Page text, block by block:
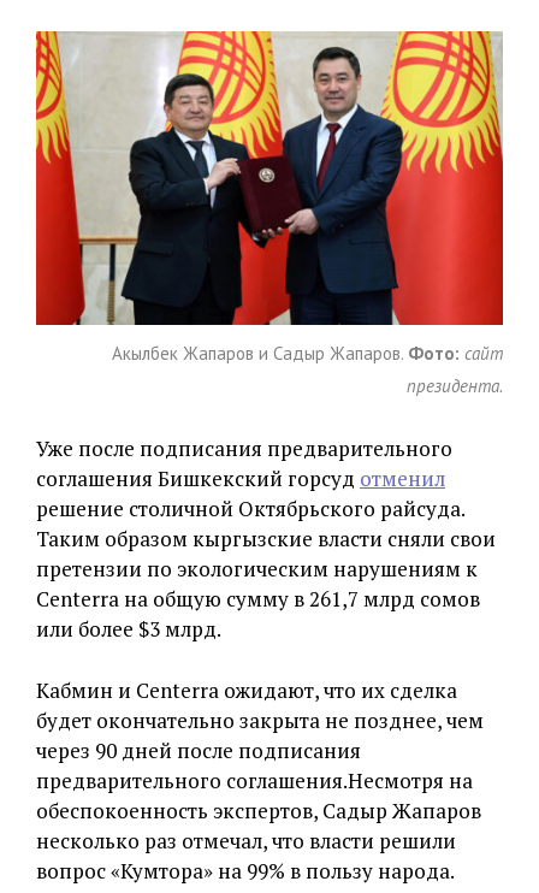
Акылбек Жапаров и Садыр Жапаров. Фото: сайт
президента.
Уже после подписания предварительного
соглашения Бишкекский горсуд отменил
решение столичной Октябрьского райсуда.
Таким образом кыргызские власти сняли свои
претензии по экологическим нарушениям к
Centerra на общую сумму в 261,7 млрд сомов
или более $3 млрд.
Кабмин и Centerra ожидают, что их сделка
будет окончательно закрыта не позднее, чем
через 90 дней после подписания
предварительного соглашения.Несмотря на
обеспокоенность экспертов, Садыр Жапаров
несколько раз отмечал, что власти решили
вопрос «Кумтора» на 99% в пользу народа.